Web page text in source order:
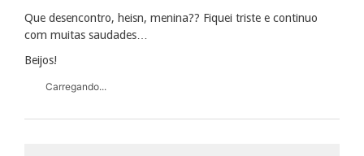
Que desencontro, heisn, menina?? Fiquei triste e continuo
com muitas saudades…
Beijos!
Carregando...